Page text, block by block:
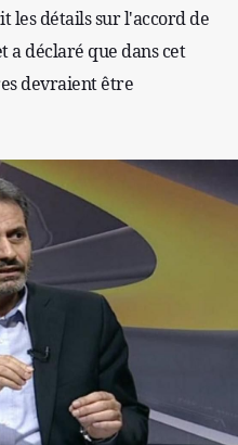
les détails sur l'accord de
a déclaré que dans cet
devraient être